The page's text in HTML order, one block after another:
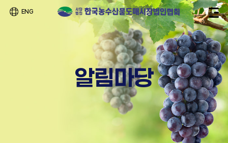
ENG
알림마당